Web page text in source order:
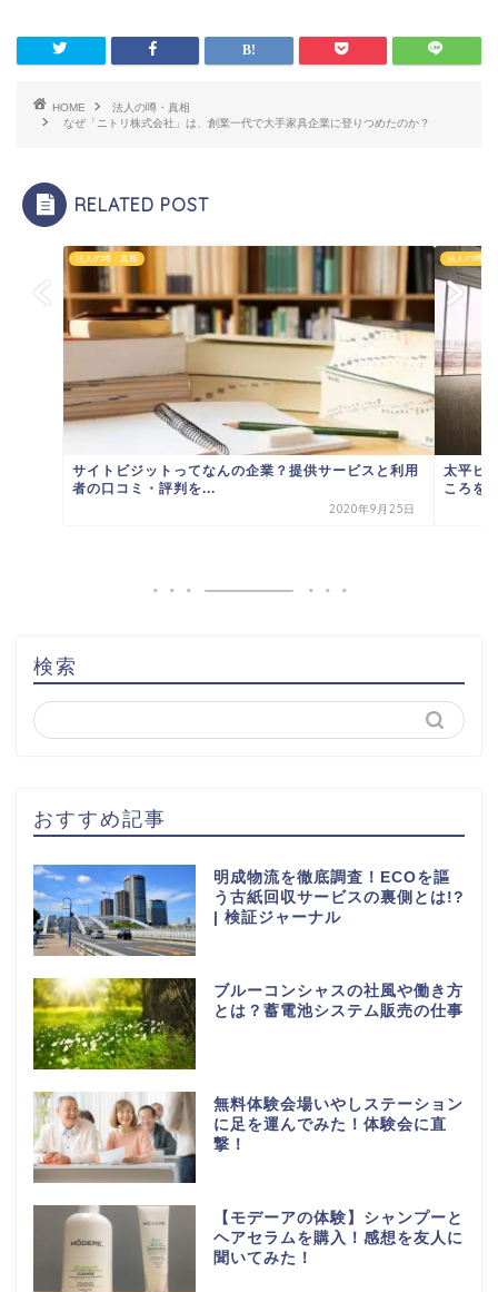
HOME
法人の噂・真相
なぜ「ニトリ株式会社」は、創業一代で大手家具企業に登りつめたのか？
RELATED POST
法人の噂・真相
サイトビジットってなんの企業？提供サービスと利用
者の口コミ・評判を...
2020年9月25日
法人の噂・
太平ビ
ころを
検索
おすすめ記事
明成物流を徹底調査！ECOを謳
う古紙回収サービスの裏側とは!?
| 検証ジャーナル
ブルーコンシャスの社風や働き方
とは？蓄電池システム販売の仕事
無料体験会場いやしステーション
に足を運んでみた！体験会に直
撃！
【モデーアの体験】シャンプーと
ヘアセラムを購入！感想を友人に
聞いてみた！